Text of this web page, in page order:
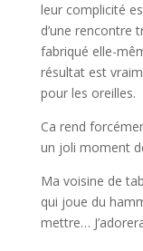
leur complicité
d’une rencontre
fabriqué elle-
résultat est
pour les oreilles.
Ca rend
un joli moment
Ma voisine de
qui joue du
mettre…